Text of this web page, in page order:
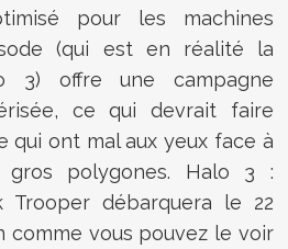
pour les machines
(qui est en réalité la
3) offre une campagne
ce qui devrait faire
qui ont mal aux yeux face à
gros polygones. Halo 3 :
Trooper débarquera le 22
comme vous pouvez le voir